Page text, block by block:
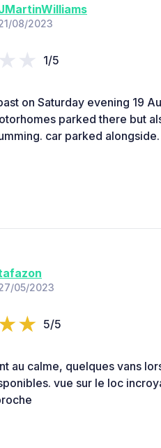
08/2023
1/5
on Saturday evening 19
parked there but
car parked
05/2023
5/5
au calme, quelques vans
vue sur le loc